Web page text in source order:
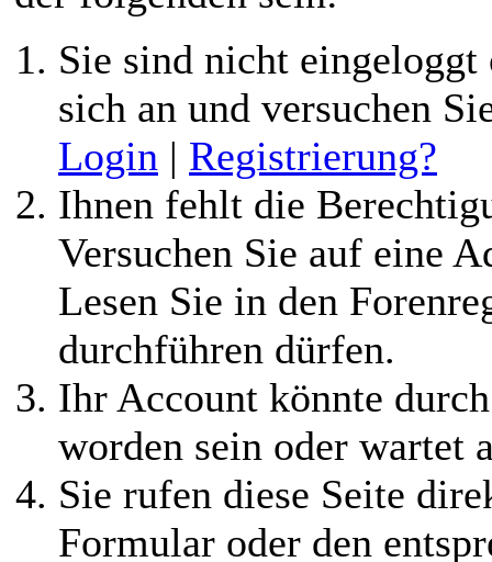
Sie sind nicht
sich an und versuchen
Login | Registrierung?
Ihnen fehlt die
Versuchen Sie auf eine
Lesen Sie in den
durchführen dürfen.
Ihr Account könnte
worden sein oder wartet
Sie rufen diese Seite
Formular oder den